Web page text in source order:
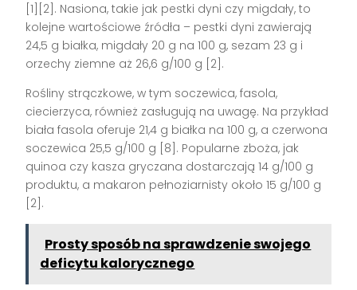
[1][2] . Nasiona, takie jak pestki dyni czy migdały, to
kolejne wartościowe źródła – pestki dyni zawierają
24,5 g białka, migdały 20 g na 100 g, sezam 23 g i
orzechy ziemne aż 26,6 g/100 g [2] .
Rośliny strączkowe, w tym soczewica, fasola,
ciecierzyca, również zasługują na uwagę. Na przykład
biała fasola oferuje 21,4 g białka na 100 g, a czerwona
soczewica 25,5 g/100 g [8] . Popularne zboża, jak
quinoa czy kasza gryczana dostarczają 14 g/100 g
produktu, a makaron pełnoziarnisty około 15 g/100 g
[2] .
Prosty sposób na sprawdzenie swojego
deficytu kalorycznego